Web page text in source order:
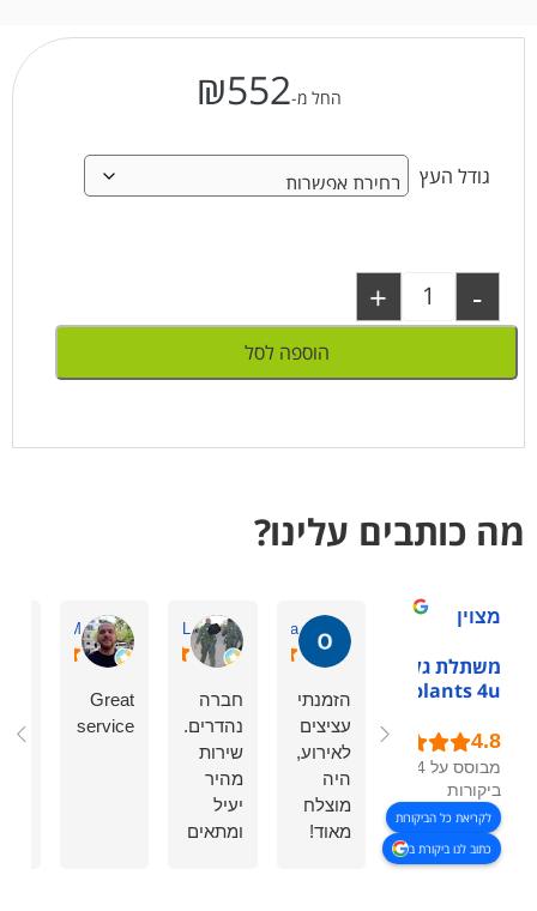
החל מ- ₪552
גודל העץ
-
+
הוספה לסל
מה כותבים עלינו?
מצוין
משתלת גלילות -
plants 4u
מבוסס על 54
ביקורות
לקריאת כל הביקורות
כתוב לנו ביקורת ב
okonoa
הזמנתי
עציצים
לאירוע,
היה
מוצלח
מאוד!
zeev L.
חברה
נהדרים.
שירות
מהיר
יעיל
ומתאים
Guy M.
Great
service